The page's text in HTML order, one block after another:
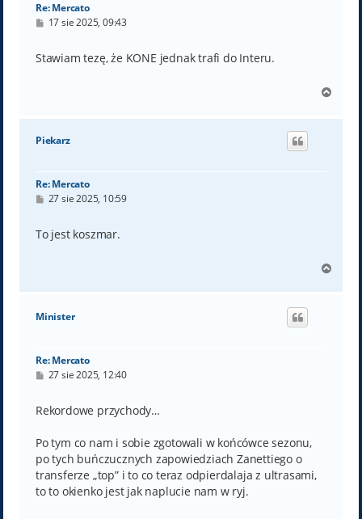
Re: Mercato
P
t
17 sie 2025, 09:43
Stawiam tezę, że KONE jednak trafi do Interu.
g
Piekarz
Re: Mercato
P
t
27 sie 2025, 10:59
To jest koszmar.
g
Minister
Re: Mercato
P
t
27 sie 2025, 12:40
Rekordowe przychody…
Po tym co nam i sobie zgotowali w końcówce sezonu,
po tych buńczucznych zapowiedziach Zanettiego o
transferze „top” i to co teraz odpierdalaja z ultrasami,
to to okienko jest jak naplucie nam w ryj.